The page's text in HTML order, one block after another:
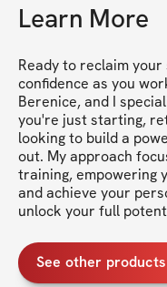
Learn More
Ready to reclaim
confidence as you
Berenice, and I
you're just starting,
looking to build a
out. My approach
training, empowering
and achieve your
unlock your full
See other